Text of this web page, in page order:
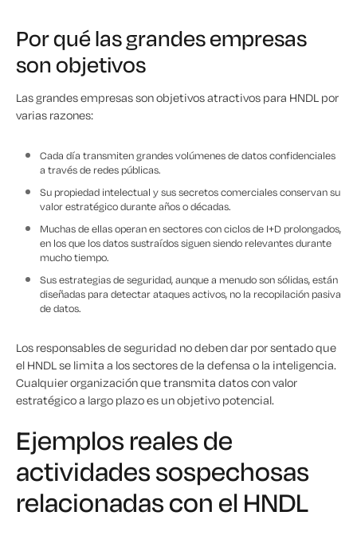
Por qué las grandes empresas
son objetivos
Las grandes empresas son objetivos atractivos para HNDL por
varias razones:
Cada día transmiten grandes volúmenes de datos confidenciales
a través de redes públicas.
Su propiedad intelectual y sus secretos comerciales conservan su
valor estratégico durante años o décadas.
Muchas de ellas operan en sectores con ciclos de I+D prolongados,
en los que los datos sustraídos siguen siendo relevantes durante
mucho tiempo.
Sus estrategias de seguridad, aunque a menudo son sólidas, están
diseñadas para detectar ataques activos, no la recopilación pasiva
de datos.
Los responsables de seguridad no deben dar por sentado que
el HNDL se limita a los sectores de la defensa o la inteligencia.
Cualquier organización que transmita datos con valor
estratégico a largo plazo es un objetivo potencial.
Ejemplos reales de
actividades sospechosas
relacionadas con el HNDL